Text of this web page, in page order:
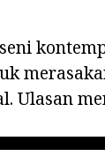
Ulasan